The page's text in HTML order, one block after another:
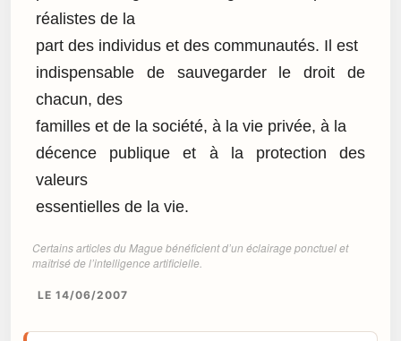
réalistes de la
part des individus et des communautés. Il est
indispensable de sauvegarder le droit de
chacun, des
familles et de la société, à la vie privée, à la
décence publique et à la protection des
valeurs
essentielles de la vie.
Certains articles du Mague bénéficient d’un éclairage ponctuel et
maîtrisé de l’intelligence artificielle.
LE 14/06/2007